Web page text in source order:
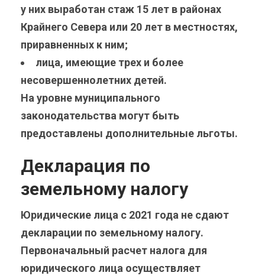
у них выработан стаж 15 лет в районах
Крайнего Севера или 20 лет в местностях,
приравненных к ним;
лица, имеющие трех и более
несовершеннолетних детей.
На уровне муниципального
законодательства могут быть
предоставлены дополнительные льготы.
Декларация по
земельному налогу
Юридические лица с 2021 года не сдают
декларации по земельному налогу.
Первоначальный расчет налога для
юридического лица осуществляет